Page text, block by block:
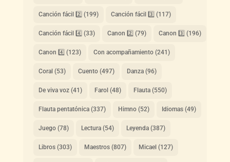
Canción fácil 2️⃣ (199) Canción fácil 3️⃣ (117)
Canción fácil 4️⃣ (33) Canon 2️⃣ (79) Canon 3️⃣ (196)
Canon 4️⃣ (123) Con acompañamiento(241)
Coral (53) Cuento(497) Danza(96)
De viva voz(41) Farol (48) Flauta(550)
Flauta pentatónica(337) Himno(52) Idiomas(49)
Juego(78) Lectura(54) Leyenda(387)
Libros(303) Maestros(807) Micael (127)